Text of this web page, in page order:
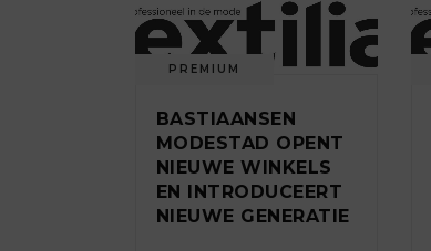
PREMIUM
BASTIAANSEN
MODESTAD OPENT
NIEUWE WINKELS
EN INTRODUCEERT
NIEUWE GENERATIE